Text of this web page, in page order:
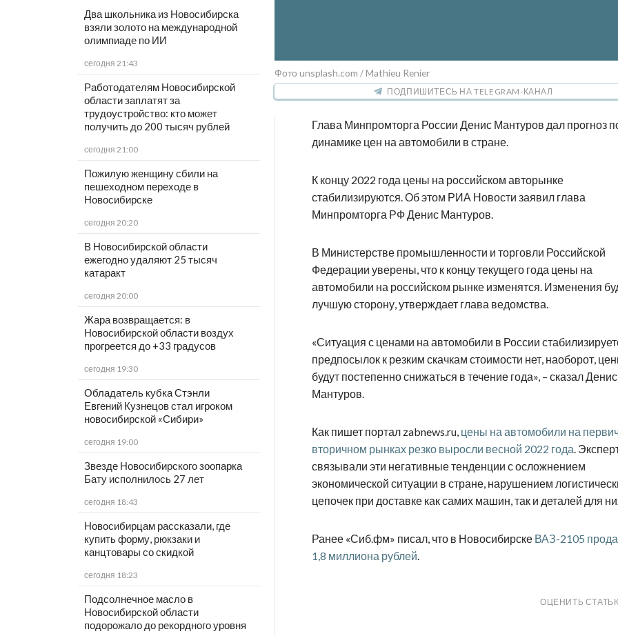
Два школьника из Новосибирска
взяли золото на международной
олимпиаде по ИИ
сегодня 21:43
Работодателям Новосибирской
области заплатят за
трудоустройство: кто может
получить до 200 тысяч рублей
сегодня 21:00
Пожилую женщину сбили на
пешеходном переходе в
Новосибирске
сегодня 20:20
В Новосибирской области
ежегодно удаляют 25 тысяч
катаракт
сегодня 20:00
Жара возвращается: в
Новосибирской области воздух
прогреется до +33 градусов
сегодня 19:30
Обладатель кубка Стэнли
Евгений Кузнецов стал игроком
новосибирской «Сибири»
сегодня 19:00
Звезде Новосибирского зоопарка
Бату исполнилось 27 лет
сегодня 18:43
Новосибирцам рассказали, где
купить форму, рюкзаки и
канцтовары со скидкой
сегодня 18:23
Подсолнечное масло в
Новосибирской области
подорожало до рекордного уровня
Фото unsplash.com / Mathieu Renier
ПОДПИШИТЕСЬ НА TELEGRAM-КАНАЛ
Глава Минпромторга России Денис Мантуров дал прогноз
динамике цен на автомобили в стране.
К концу 2022 года цены на российском авторынке
стабилизируются. Об этом РИА Новости заявил глава
Минпромторга РФ Денис Мантуров.
В Министерстве промышленности и торговли Российской
Федерации уверены, что к концу текущего года цены на
автомобили на российском рынке изменятся. Изменения
лучшую сторону, утверждает глава ведомства.
«Ситуация с ценами на автомобили в России
предпосылок к резким скачкам стоимости нет, наоборот,
будут постепенно снижаться в течение года», – сказал Денис
Мантуров.
Как пишет портал zabnews.ru, цены на автомобили на
вторичном рынках резко выросли весной 2022 года.
связывали эти негативные тенденции с осложнением
экономической ситуации в стране, нарушением
цепочек при доставке как самих машин, так и деталей для
Ранее «Сиб.фм» писал, что в Новосибирске ВАЗ-2105
1,8 миллиона рублей.
ОЦЕНИТЬ